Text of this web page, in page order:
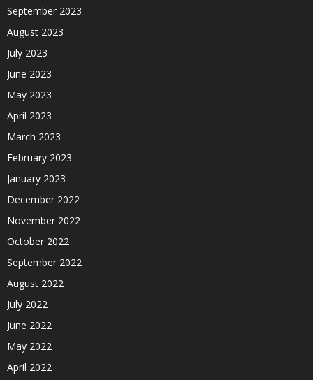
September 2023
August 2023
July 2023
June 2023
May 2023
April 2023
March 2023
February 2023
January 2023
December 2022
November 2022
October 2022
September 2022
August 2022
July 2022
June 2022
May 2022
April 2022